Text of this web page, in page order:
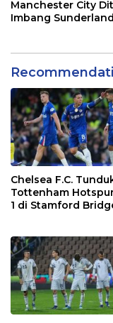
Manchester City
Imbang
Chelsea F.C.
Tottenham Hotspur
1 di Stamford